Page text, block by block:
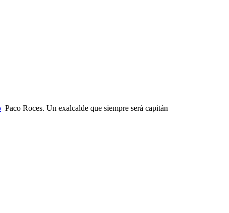
Paco Roces. Un exalcalde que siempre será capitán